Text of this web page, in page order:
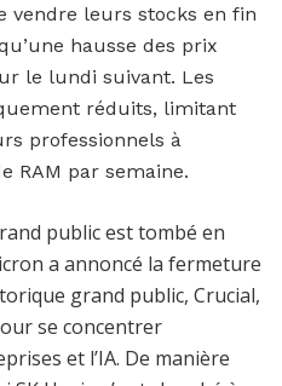
vendre leurs stocks en fin
hausse des prix
le lundi suivant. Les
réduits, limitant
professionnels à
RAM par semaine.
public est tombé en
a annoncé la fermeture
grand public, Crucial,
se concentrer
et l’IA. De manière